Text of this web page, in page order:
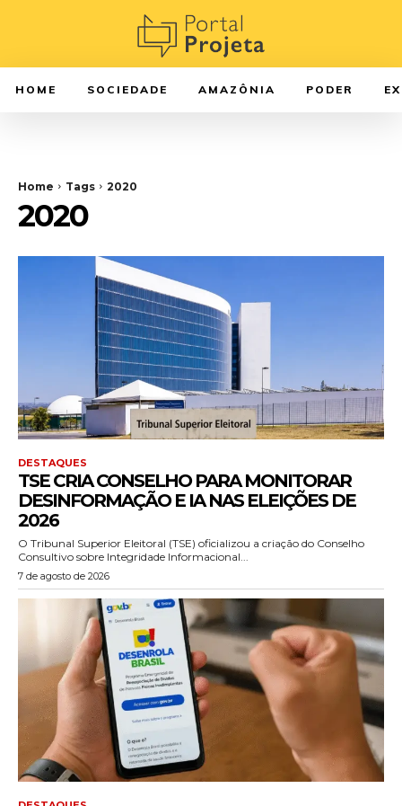
HOME SOCIEDADE AMAZÔNIA PODER
Home Tags 2020
2020
DESTAQUES
TSE CRIA CONSELHO PARA MONITORAR
DESINFORMAÇÃO E IA NAS ELEIÇÕES DE
2026
O Tribunal Superior Eleitoral (TSE) oficializou a criação do Conselho
Consultivo sobre Integridade Informacional...
7 de agosto de 2026